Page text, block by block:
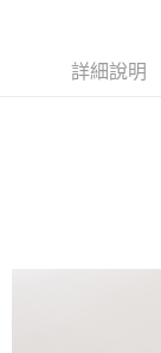
詳細說明